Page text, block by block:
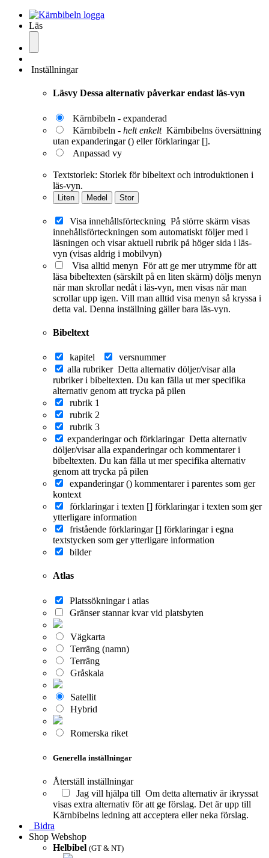
Läs
Inställningar
Läsvy Dessa alternativ påverkar endast läs-vyn
Kärnbibeln - expanderad
Kärnbibeln - helt enkelt Kärnbibelns översättning
utan expanderingar () eller förklaringar [].
Anpassad vy
Textstorlek: Storlek för bibeltext och introduktionen i
läs-vyn.
Liten Medel Stor
Visa innehållsförteckning På större skärm visas
innehållsförteckningen som automatiskt följer med i
läsningen och visar aktuell rubrik på höger sida i läs-
vyn (visas aldrig i mobilvyn)
Visa alltid menyn För att ge mer utrymme för att
läsa bibeltexten (särskilt på en liten skärm) döljs menyn
när man skrollar nedåt i läs-vyn, men visas när man
scrollar upp igen. Vill man alltid visa menyn så kryssa i
detta val. Denna inställning gäller bara läs-vyn.
Bibeltext
kapitel
versnummer
alla rubriker Detta alternativ döljer/visar alla
rubriker i bibeltexten. Du kan fälla ut mer specifika
alternativ genom att trycka på pilen
rubrik 1
rubrik 2
rubrik 3
expanderingar och förklaringar Detta alternativ
döljer/visar alla expanderingar och kommentarer i
bibeltexten. Du kan fälla ut mer specifika alternativ
genom att trycka på pilen
expanderingar () kommentarer i parentes som ger
kontext
förklaringar i texten [] förklaringar i texten som ger
ytterligare information
fristående förklaringar [] förklaringar i egna
textstycken som ger ytterligare information
bilder
Atlas
Platssökningar i atlas
Gränser stannar kvar vid platsbyten
Vägkarta
Terräng (namn)
Terräng
Gråskala
Satellit
Hybrid
Romerska riket
Generella inställningar
Återställ inställningar
Jag vill hjälpa till Om detta alternativ är ikryssat
visas extra alternativ för att ge förslag. Det är upp till
Kärnbibelns ledning att acceptera eller neka förslag.
Bidra
Shop Webshop
Helbibel (GT & NT)